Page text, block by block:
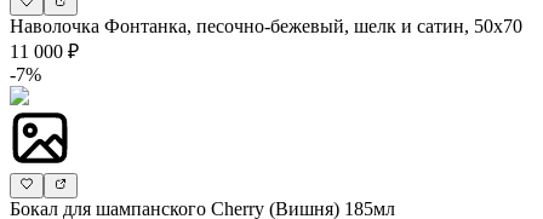
Наволочка Фонтанка, песочно-бежевый, шелк и сатин, 50х70
11 000 ₽
-7%
Бокал для шампанского Cherry (Вишня) 185мл